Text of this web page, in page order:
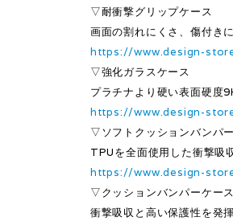
▽耐衝撃グリップケース
画面の割れにくさ、傷付き
https://www.design-
▽強化ガラスケース
プラチナより硬い表面硬度
https://www.design-
▽ソフトクッションバンパ
TPUを全面使用した衝撃吸
https://www.design-
▽クッションバンパーケース
衝撃吸収と高い保護性を発揮